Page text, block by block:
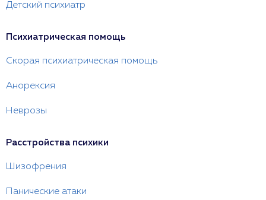
Детский психиатр
Психиатрическая помощь
Скорая психиатрическая помощь
Анорексия
Неврозы
Расстройства психики
Шизофрения
Панические атаки